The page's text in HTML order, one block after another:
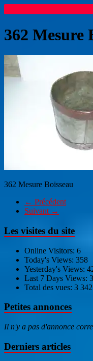
362 Mesure
362 Mesure Boisseau
← Précédent
Suivant →
Les visites du site
Online Visitors: 6
Today's Views: 358
Yesterday's Views:
Last 7 Days Views:
Total des vues: 3
Petites annonces
Il n'y a pas d'annonce
Derniers articles